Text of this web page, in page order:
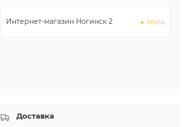
Интернет-магазин Ногинск 2 Мало
Доставка